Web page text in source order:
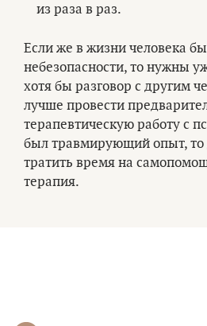
из раза в раз.
Если же в жизни человека
небезопасности, то нужны
хотя бы разговор с другим
лучше провести
терапевтическую работу с
был травмирующий опыт, то
тратить время на
терапия.